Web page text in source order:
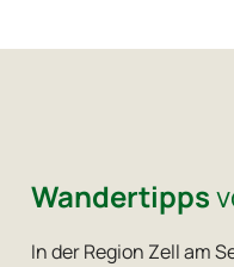
Wandertipps
In der Region Zell am